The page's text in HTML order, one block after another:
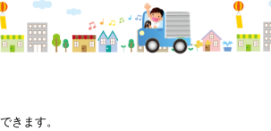
きます。